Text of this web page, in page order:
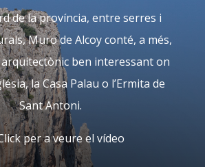
de la província, entre serres i
Muro de Alcoy conté, a més,
ben interessant on
la Casa Palau o l’Ermita de
Sant Antoni.
per a veure el vídeo